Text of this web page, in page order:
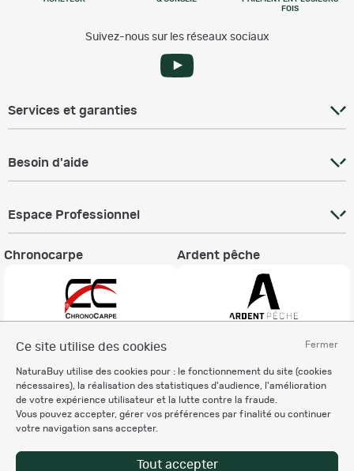
Fermer
Ce site utilise des cookies
NaturaBuy utilise des cookies pour : le fonctionnement du site (cookies
nécessaires), la réalisation des statistiques d'audience, l'amélioration
de votre expérience utilisateur et la lutte contre la fraude.
Vous pouvez accepter, gérer vos préférences par finalité ou continuer
votre navigation sans accepter.
Tout accepter
FOIS
Suivez-nous sur les réseaux sociaux
Services et garanties
Besoin d'aide
Espace Professionnel
Chronocarpe Ardent pêche
Charte éthique
Mentions légales
Règlement & Conditions d'utilisation
Politique de protection
des données personnelles
Personnalisation des cookies